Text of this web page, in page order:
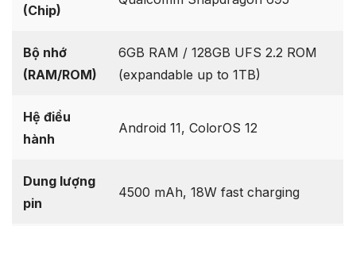
(Chip)
Bộ nhớ
(RAM/ROM)
6GB RAM / 128GB UFS 2.2 ROM
(expandable up to 1TB)
Hệ điều
hành
Android 11, ColorOS 12
Dung lượng
pin
4500 mAh, 18W fast charging